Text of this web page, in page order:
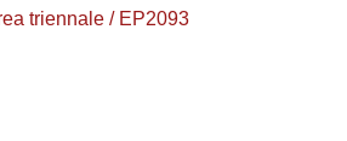
triennale / EP2093